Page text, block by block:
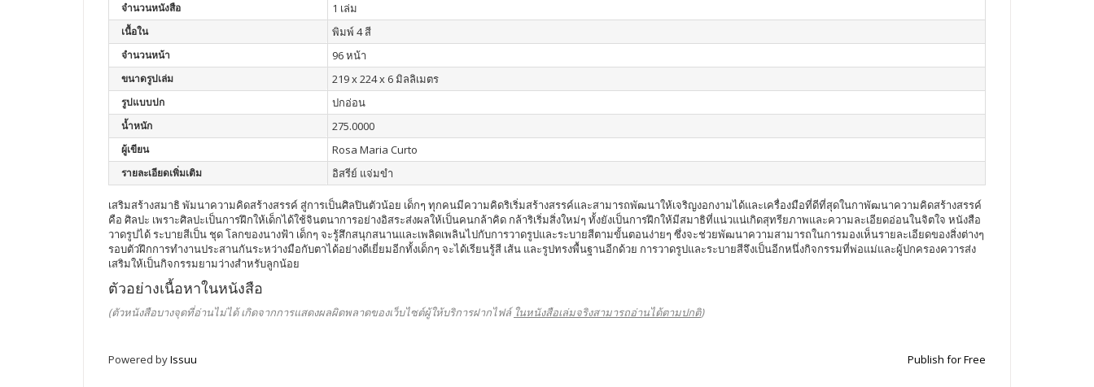
จำนวนหนังสือ 1 เล่ม
เนื้อใน พิมพ์ 4 สี
จำนวนหน้า 96 หน้า
ขนาดรูปเล่ม 219 x 224 x 6 มิลลิเมตร
รูปแบบปก ปกอ่อน
น้ำหนัก 275.0000
ผู้เขียน Rosa Maria Curto
รายละเอียดเพิ่มเติม อิสรีย์ แจ่มขำ
เสริมสร้างสมาธิ พัมนาความคิดสร้างสรรค์ สู่การเป็นศิลปินตัวน้อย เด็กๆ ทุกคนมีความคิดริเริ่มสร้างสรรค์และสามารถพัฒนาให้เจริญงอกงามได้และเครื่องมือที่ดีที่สุดในกาพัฒนาความคิดสร้างสรรค์
คือ ศิลปะ เพราะศิลปะเป็นการฝึกให้เด็กได้ใช้จินตนาการอย่างอิสระส่งผลให้เป็นคนกล้าคิด กล้าริเริ่มสิ่งใหม่ๆ ทั้งยังเป็นการฝึกให้มีสมาธิที่แน่วแน่เกิดสุทรียภาพและความละเอียดอ่อนในจิตใจ หนังสือ
วาดรูปได้ ระบายสีเป็น ชุด โลกของนางฟ้า เด็กๆ จะรู้สึกสนุกสนานและเพลิดเพลินไปกับการวาดรูปและระบายสีตามขั้นตอนง่ายๆ ซึ่งจะช่วยพัฒนาความสามารถในการมองเห็นรายละเอียดของสิ่งต่างๆ
รอบตัวฝึกการทำงานประสานกันระหว่างมือกับตาได้อย่างดีเยี่ยมอีกทั้งเด็กๆ จะได้เรียนรู้สี เส้น และรูปทรงพื้นฐานอีกด้วย การวาดรูปและระบายสีจึงเป็นอีกหนึ่งกิจกรรมที่พ่อแม่และผู้ปกครองควารส่ง
เสริมให้เป็นกิจกรรมยามว่างสำหรับลูกน้อย
ตัวอย่างเนื้อหาในหนังสือ
(ตัวหนังสือบางจุดที่อ่านไม่ได้ เกิดจากการแสดงผลผิดพลาดของเว็บไซต์ผู้ให้บริการฝากไฟล์ ในหนังสือเล่มจริงสามารถอ่านได้ตามปกติ)
Powered byIssuu Publish for Free